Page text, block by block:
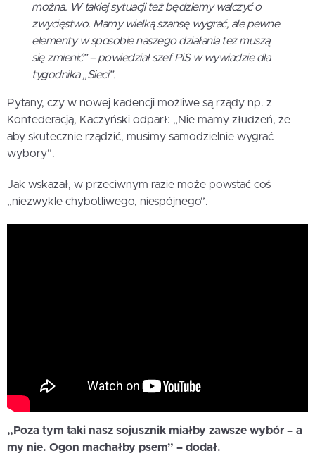
można. W takiej sytuacji też będziemy walczyć o
zwycięstwo. Mamy wielką szansę wygrać, ale pewne
elementy w sposobie naszego działania też muszą
się zmienić” – powiedział szef PiS w wywiadzie dla
tygodnika „Sieci”.
Pytany, czy w nowej kadencji możliwe są rządy np. z
Konfederacją, Kaczyński odparł: „Nie mamy złudzeń, że
aby skutecznie rządzić, musimy samodzielnie wygrać
wybory”.
Jak wskazał, w przeciwnym razie może powstać coś
„niezwykle chybotliwego, niespójnego”.
„Poza tym taki nasz sojusznik miałby zawsze wybór – a
my nie. Ogon machałby psem” – dodał.